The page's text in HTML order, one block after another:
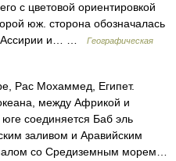
с цветовой ориентировкой
юж. сторона обозначалась
Ассирии и… …
Географическая
Рас Мохаммед, Египет.
между Африкой и
соединяется Баб эль
заливом и Аравийским
со Средиземным морем…